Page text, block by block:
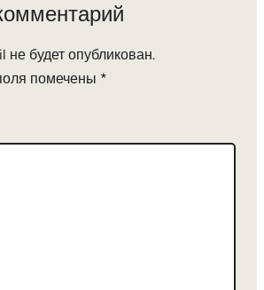
будет опубликован.
помечены *